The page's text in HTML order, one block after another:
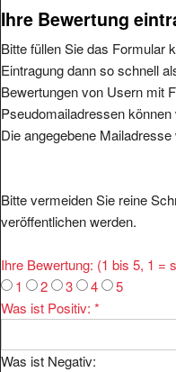
Ihre Bewertung
Bitte füllen Sie das Formular
Eintragung dann so schnell
Bewertungen von Usern mit
Pseudomailadressen
Die angegebene
Bitte vermeiden Sie reine
veröffentlichen werden.
Ihre Bewertung: (1 bis 5, 1 =
1
2 3 4
5
Was ist Positiv: *
Was ist Negativ: